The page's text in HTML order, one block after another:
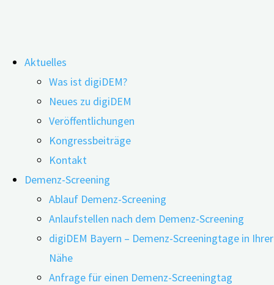
Inhalt
springen
Aktuelles
Was ist digiDEM?
Neues zu digiDEM
Veröffentlichungen
Kongressbeiträge
Kontakt
Demenz-Screening
Ablauf Demenz-Screening
Anlaufstellen nach dem Demenz-Screening
digiDEM Bayern – Demenz-Screeningtage in Ihrer
Nähe
Anfrage für einen Demenz-Screeningtag
Demenzpflege: mit digitalen
Anwendungen entlasten